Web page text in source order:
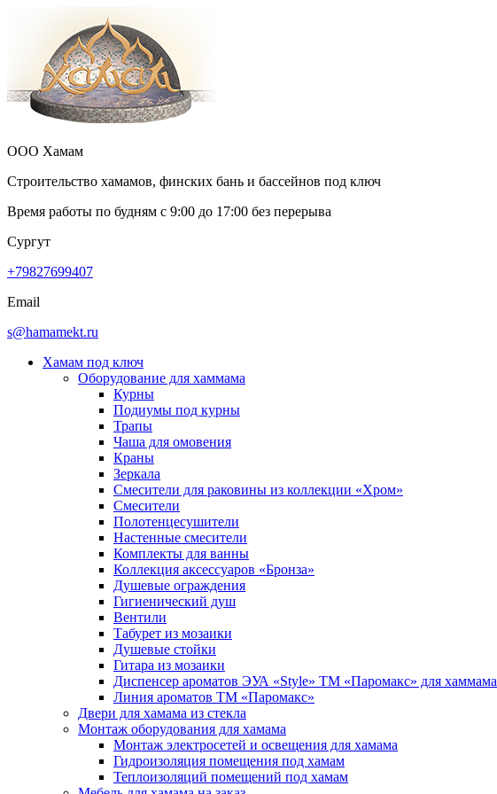
ООО Хамам
Строительство хамамов, финских бань и бассейнов под ключ
Время работы по будням с 9:00 до 17:00 без перерыва
Сургут
+79827699407
Email
s@hamamekt.ru
Хамам под ключ
Оборудование для хаммама
Курны
Подиумы под курны
Трапы
Чаша для омовения
Краны
Зеркала
Смесители для раковины из коллекции «Хром»
Смесители
Полотенцесушители
Настенные смесители
Комплекты для ванны
Коллекция аксессуаров «Бронза»
Душевые ограждения
Гигиенический душ
Вентили
Табурет из мозаики
Душевые стойки
Гитара из мозаики
Диспенсер ароматов ЭУА «Style» ТМ «Паромакс» для хаммама
Линия ароматов ТМ «Паромакс»
Двери для хамама из стекла
Монтаж оборудования для хамама
Монтаж электросетей и освещения для хамама
Гидроизоляция помещения под хамам
Теплоизоляций помещений под хамам